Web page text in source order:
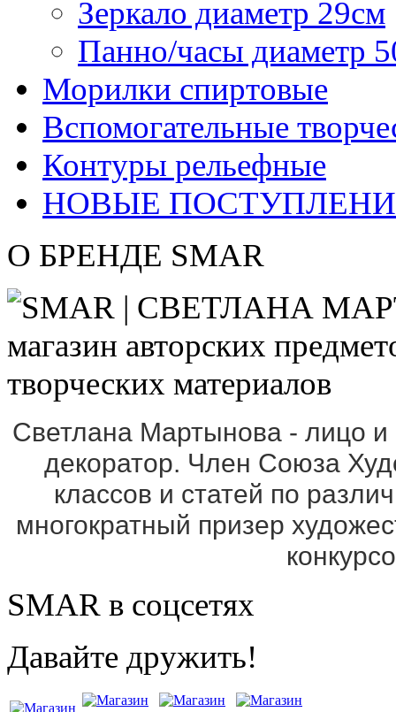
Зеркало диаметр 29см
Панно/часы диаметр
Морилки спиртовые
Вспомогательные
Контуры рельефные
НОВЫЕ
О БРЕНДЕ SMAR
Светлана Мартынова - лицо
декоратор. Член Союза
классов и статей по
многократный призер
SMAR в соцсетях
Давайте дружить!